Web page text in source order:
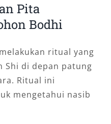
Pita
Bodhi
ritual yang
Shi di depan patung
Ritual ini
mengetahui nasib